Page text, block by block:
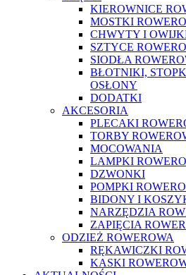
KIEROWNICE
MOSTKI
CHWYTY I
SZTYCE
SIODŁA
BŁOTNIKI,
OSŁONY
DODATKI
AKCESORIA
PLECAKI
TORBY
MOCOWANIA
LAMPKI
DZWONKI
POMPKI
BIDONY I
NARZĘDZIA
ZAPIĘCIA
ODZIEŻ ROWEROWA
RĘKAWICZKI
KASKI